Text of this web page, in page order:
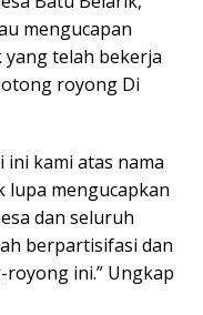
mengucapan
telah bekerja
royong Di
ini kami atas nama
lupa mengucapkan
dan seluruh
berpartisifasi dan
ini.” Ungkap